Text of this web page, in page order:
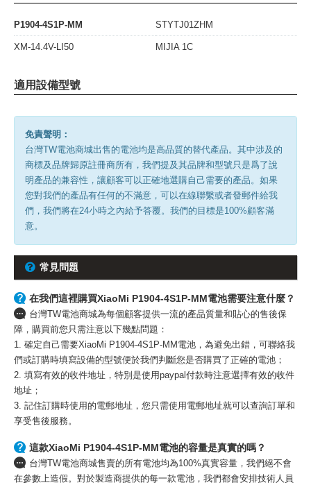
P1904-4S1P-MM STYTJ01ZHM
XM-14.4V-LI50 MIJIA 1C
適用設備型號
免責聲明：
台灣TW電池商城出售的電池均是高品質的替代產品。其中涉及的
商標及品牌歸原註冊商所有，我們提及其品牌和型號只是爲了說
明產品的兼容性，讓顧客可以正確地選購自己需要的產品。如果
您對我們的產品有任何的不滿意，可以在線聯繫或者發郵件給我
們，我們將在24小時之內給予答覆。我們的目標是100%顧客滿
意。
常見問題
在我們這裡購買XiaoMi P1904-4S1P-MM電池需要注意什麼？
台灣TW電池商城為每個顧客提供一流的產品質量和貼心的售後保
障，購買前您只需注意以下幾點問題：
1. 確定自己需要XiaoMi P1904-4S1P-MM電池，為避免出錯，可聯絡我
們或訂購時填寫設備的型號便於我們判斷您是否購買了正確的電池；
2. 填寫有效的收件地址，特別是使用paypal付款時注意選擇有效的收件
地址；
3. 記住訂購時使用的電郵地址，您只需使用電郵地址就可以查詢訂單和
享受售後服務。
這款XiaoMi P1904-4S1P-MM電池的容量是真實的嗎？
台灣TW電池商城售賣的所有電池均為100%真實容量，我們絕不會
在參數上造假。對於製造商提供的每一款電池，我們都會安排技術人員